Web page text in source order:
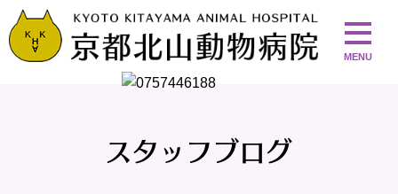
スタッフブログ